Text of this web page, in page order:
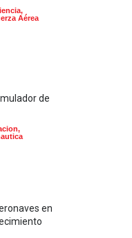
Aérea
de
,
en